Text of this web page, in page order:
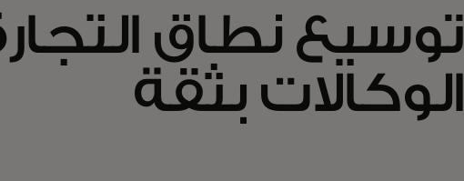
توسيع نطاق
الوكالات بثقة